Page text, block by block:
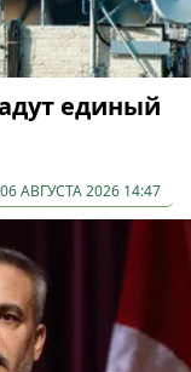
единый
06 АВГУСТА 2026 14:47